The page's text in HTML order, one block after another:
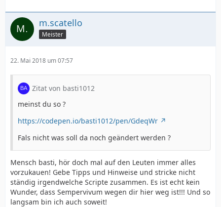
m.scatello
Meister
22. Mai 2018 um 07:57
Zitat von basti1012
meinst du so ?
https://codepen.io/basti1012/pen/GdeqWr
Fals nicht was soll da noch geändert werden ?
Mensch basti, hör doch mal auf den Leuten immer alles
vorzukauen! Gebe Tipps und Hinweise und stricke nicht
ständig irgendwelche Scripte zusammen. Es ist echt kein
Wunder, dass Sempervivum wegen dir hier weg ist!!! Und so
langsam bin ich auch soweit!